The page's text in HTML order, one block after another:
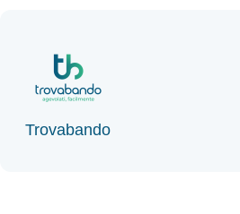
Trovabando